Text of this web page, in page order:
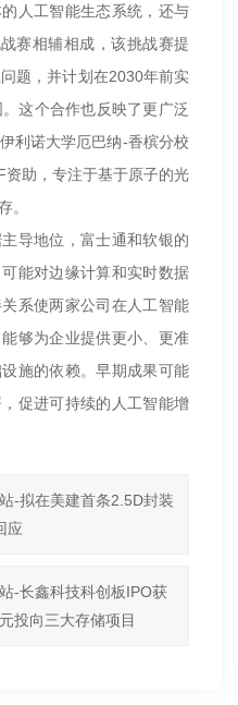
人工智能生态系统，还与
赛相辅相成，该挑战赛提
题，并计划在2030年前实
这个合作也反映了更广泛
利诺大学厄巴纳-香槟分校
资助，专注于基于原子的光
。
导地位，富士通和软银的
能对边缘计算和实时数据
系使两家公司在人工智能
够为企业提供更小、更准
施的依赖。早期成果可能
促进可持续的人工智能增
-拟在美建首条2.5D封装
应
-长鑫科技科创板IPO获
投向三大存储项目